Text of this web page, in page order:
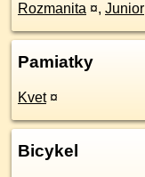
Rozmanita ¤, Junior
Pamiatky
Kvet ¤
Bicykel